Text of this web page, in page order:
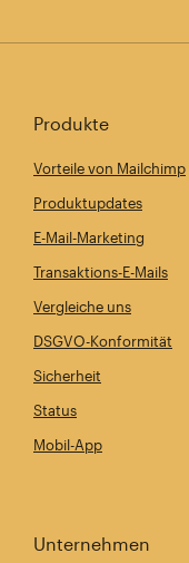
Produkte
Vorteile von Mailchimp
Produktupdates
E-Mail-Marketing
Transaktions-E-Mails
Vergleiche uns
DSGVO-Konformität
Sicherheit
Status
Mobil-App
Unternehmen